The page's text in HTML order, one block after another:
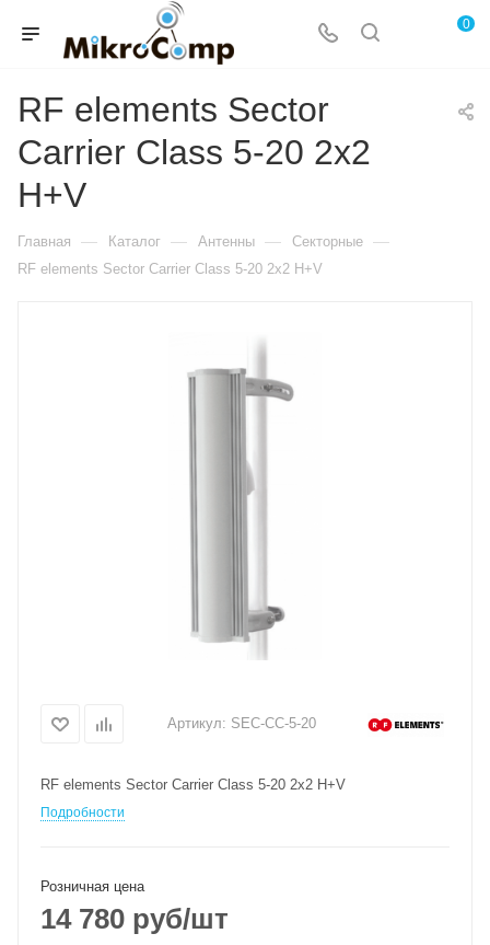
0
RF elements Sector
Carrier Class 5-20 2x2
H+V
Главная — Каталог — Антенны — Секторные —
RF elements Sector Carrier Class 5-20 2x2 H+V
Артикул: SEC-CC-5-20
RF elements Sector Carrier Class 5-20 2x2 H+V
Подробности
Розничная цена
14 780 руб/шт